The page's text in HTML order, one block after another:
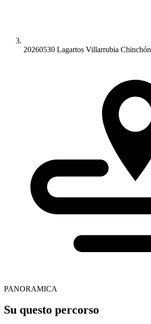
20260530 Lagartos Villarrubia Chinchón
PANORAMICA
Su questo percorso